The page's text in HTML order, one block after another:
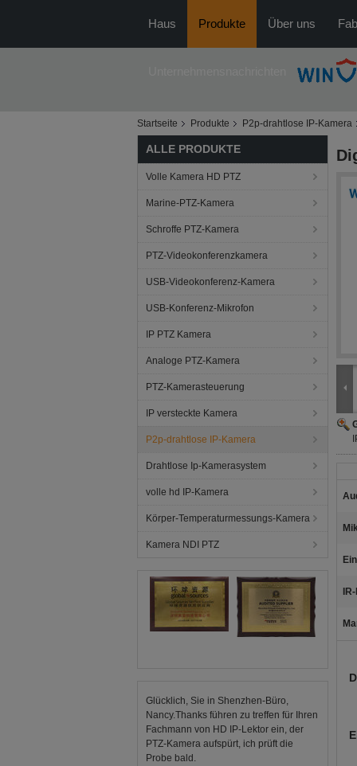
Haus Produkte Über uns
Startseite Produkte P2p-drahtlose IP-Kamera
ALLE PRODUKTE
Volle Kamera HD PTZ
Marine-PTZ-Kamera
Schroffe PTZ-Kamera
PTZ-Videokonferenzkamera
USB-Videokonferenz-Kamera
USB-Konferenz-Mikrofon
IP PTZ Kamera
Analoge PTZ-Kamera
PTZ-Kamerasteuerung
IP versteckte Kamera
P2p-drahtlose IP-Kamera
Drahtlose Ip-Kamerasystem
volle hd IP-Kamera
Körper-Temperaturmessungs-Kamera
Kamera NDI PTZ
Glücklich, Sie in Shenzhen-Büro,
Nancy.Thanks führen zu treffen für Ihren
Fachmann von HD IP-Lektor ein, der
PTZ-Kamera aufspürt, ich prüft die
Probe bald.